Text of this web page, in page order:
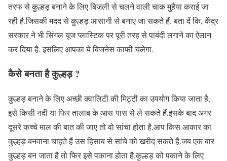
तरफ से कुल्हड़ बनाने के लिए बिजली से चलने वाली चाक मुहैया कराई जा
रही है.जिसकी मदद से कुल्हड़ आसानी से बनाए जा सकते हैं. बता दें कि, केंद्र
सरकार ने भी सिंगल यूज प्लास्टिक पर पूरी तरह से पाबंदी लगाने का ऐलान
कर दिया है. इसलिए आपका ये बिजनेस काफी चलेगा.
कैसे बनता है कुल्हड़ ?
कुल्हड़ बनाने के लिए अच्छी क्वालिटी की मिट्टी का उपयोग किया जाता है,
इसे किसी नदी या फिर तालाब के आस-पास से ले सकते हैं.इसके बाद अगर
दूसरे कच्चे माल की बात की जाए तो वो सांचा होता है.आप किस आकार का
कुल्हड़ बनवाना चाहते हैं उस हिसाब से सांचे को खरीद सकते हैं.जब एक बार
कुल्हड़ बन जाता है तो फिर इसे पकाना होता है.कुल्हड़ को पकाने के लिए